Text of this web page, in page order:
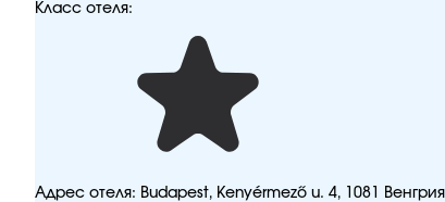
Класс отеля:
Адрес отеля: Budapest, Kenyérmező u. 4, 1081 Венгрия